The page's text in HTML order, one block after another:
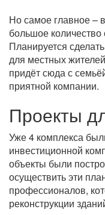
Но самое главное –
большое количество
Планируется
для местных
придёт сюда с
приятной компании.
Проекты
Уже 4 комплекса
инвестиционной
объекты были
осуществить эти
профессионалов,
реконструкции